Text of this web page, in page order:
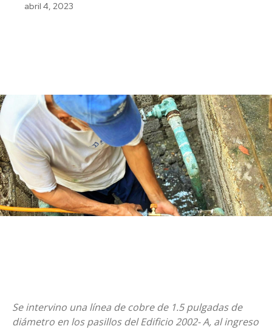
abril 4, 2023
Se intervino una línea de cobre de 1.5 pulgadas de
diámetro en los pasillos del Edificio 2002- A, al ingreso